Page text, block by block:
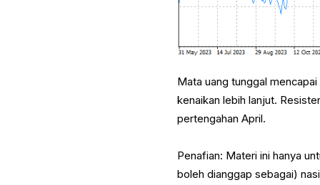
Mata uang tunggal
kenaikan lebih lanjut.
pertengahan April.
Penafian: Materi ini hanya
boleh dianggap sebagai)